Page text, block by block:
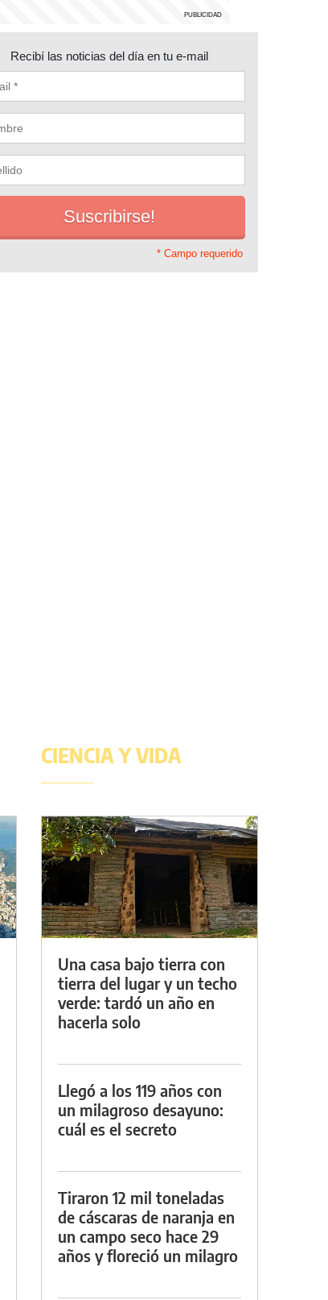
Recibí las noticias del día en tu e-mail
* Campo requerido
CIENCIA Y VIDA
Una casa bajo tierra con
tierra del lugar y un techo
verde: tardó un año en
hacerla solo
Llegó a los 119 años con
un milagroso desayuno:
cuál es el secreto
Tiraron 12 mil toneladas
de cáscaras de naranja en
un campo seco hace 29
años y floreció un milagro